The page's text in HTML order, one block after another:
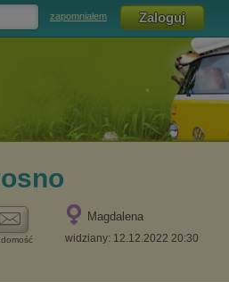
zapomniałem
Magdalena
widziany: 12.12.2022 20:30